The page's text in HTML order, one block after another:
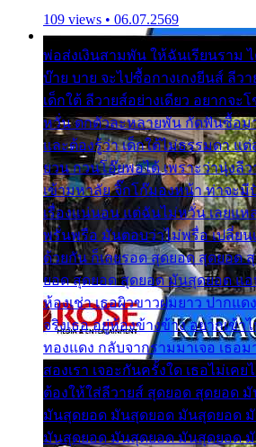
109 views • 06.07.2569
พ่อส่งเงินสามพัน ให้ฉันเรียนราม
บ๊าย บาย จะไปซื้อกางเกงยีนส์ ลีวา
เด็กใต้ ลีวายส์อย่างเดียว อยากจะ
หวั่น ตกตัวละหลายพัน กัดฟันซื้อมา
และต้องรู้ว่า เด็กใต้ไม่ธรรมดา แต่
ยวน กวนโอ๊ยพอได้ เพราะว่านุ่งลี
เข้ามหาลัย จิ๊กโก๊มองหน้า ท่าจะมี
เรื่องแน่นอน แต่ฉันไม่หวั่น เลยแ
พรั่นพรือ มันตอบว่าไม่พรื่อ เปลี่ยน
ด้วยกัน ก็เลยรอด สุดยอด สุดยอด
ยอด สุดยอด สุดยอด มันสุดยอด แ
ห้องเช่า เธอผิวขาวผมยาว ปากแด
จริงเธอ อยู่ห้องข้างข้าง อยากเข้า
ทองแดง กลับจากรามมาเจอ เธอ
สองเรา เจอะกันครั้งใด เธอไม่เค
ต้องให้ใส่ลีวายส์ สุดยอด สุดยอด
มันสุดยอด มันสุดยอด มันสุดยอด
มันสุดยอด มันสุดยอด มันสุดยอด